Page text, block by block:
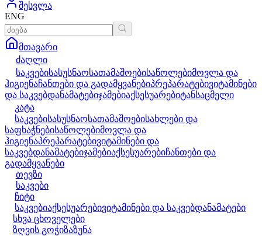
შესვლა
ENG
მთავარი
ძაღლი
საკვებისასუსნაოსათამაშოებისაწოლებიმოვლა და
ჰიგიენაჩანთები და გადამყვანებიპრეპარატებივიტამინები
და საკვებდანამატებიჯამებიაქსესუარებიტანსაცმელი
კატა
საკვებისასუსნაოსათამაშოებისახლები და
საფხაჭნებისაწოლებიმოვლა და
ჰიგიენაპრეპარატებივიტამინები და
საკვებდანამატებიჯამებიაქსესუარებიჩანთები და
გადამყვანები
თევზი
საკვები
ჩიტი
საკვებიაქსესუარებივიტამინები და საკვებდანამატები
სხვა ცხოველები
ზღვის გოჭიზაზუნა